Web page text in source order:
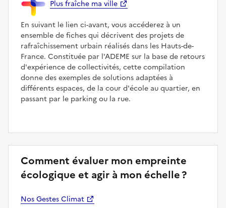
Plus fraîche ma ville
En suivant le lien ci-avant, vous accéderez à un
ensemble de fiches qui décrivent des projets de
rafraîchissement urbain réalisés dans les Hauts-de-
France. Constituée par l'ADEME sur la base de retours
d'expérience de collectivités, cette compilation
donne des exemples de solutions adaptées à
différents espaces, de la cour d'école au quartier, en
passant par le parking ou la rue.
Comment évaluer mon empreinte
écologique et agir à mon échelle ?
Nos Gestes Climat